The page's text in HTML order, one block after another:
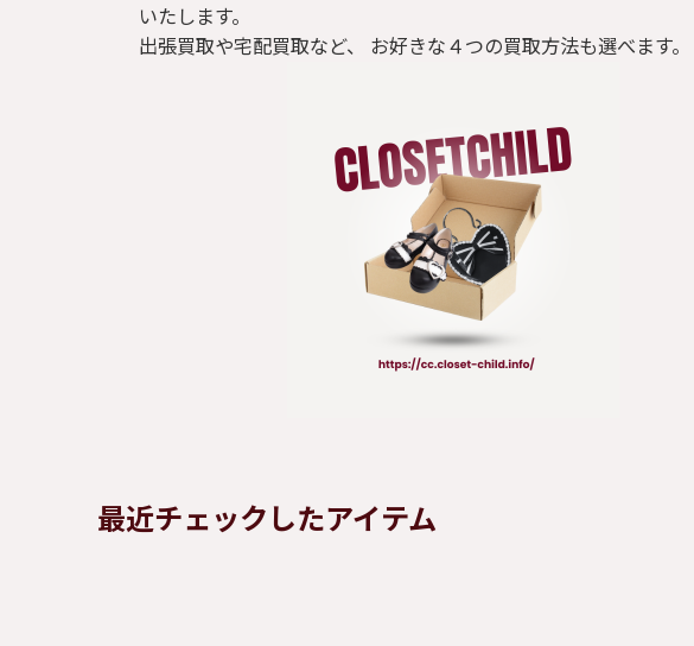
いたします。
出張買取や宅配買取など、 お好きな４つの買取方法も選べます。
最近チェックしたアイテム